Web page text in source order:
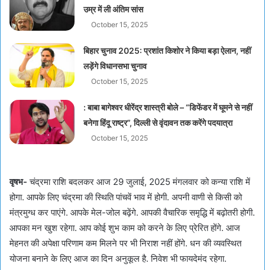
उम्र में ली अंतिम सांस
October 15, 2025
बिहार चुनाव 2025: प्रशांत किशोर ने किया बड़ा ऐलान, नहीं
लड़ेंगे विधानसभा चुनाव
October 15, 2025
: बाबा बागेश्वर धीरेंद्र शास्त्री बोले – “डिफेंडर में घूमने से नहीं
बनेगा हिंदू राष्ट्र”, दिल्ली से वृंदावन तक करेंगे पदयात्रा
October 15, 2025
वृषभ- चंद्रमा राशि बदलकर आज 29 जुलाई, 2025 मंगलवार को कन्या राशि में
होगा. आपके लिए चंद्रमा की स्थिति पांचवें भाव में होगी. अपनी वाणी से किसी को
मंत्रमुग्ध कर पाएंगे. आपके मेल-जोल बढ़ेंगे. आपकी वैचारिक समृद्धि में बढ़ोतरी होगी.
आपका मन खुश रहेगा. आप कोई शुभ काम को करने के लिए प्रेरित होंगे. आज
मेहनत की अपेक्षा परिणाम कम मिलने पर भी निराश नहीं होंगे. धन की व्यवस्थित
योजना बनाने के लिए आज का दिन अनुकूल है. निवेश भी फायदेमंद रहेगा.